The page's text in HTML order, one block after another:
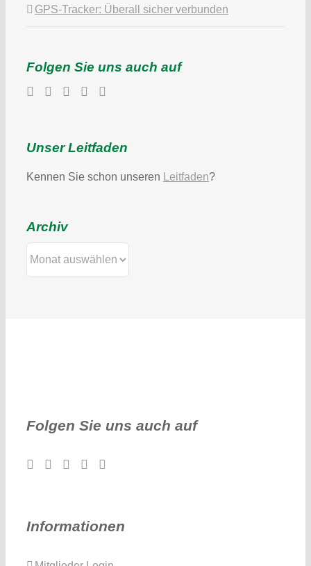
GPS-Tracker: Überall sicher verbunden
Folgen Sie uns auch auf
Unser Leitfaden
Kennen Sie schon unseren Leitfaden?
Archiv
Folgen Sie uns auch auf
Informationen